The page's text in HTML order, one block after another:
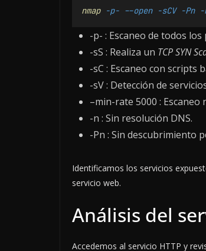
nmap -p- --open -sCV -Pn -
-p- : Escaneo de todos
-sS : Realiza un TCP SYN
-sC : Escaneo con scripts
-sV : Detección de
–min-rate 5000 :
-n : Sin resolución DNS.
-Pn : Sin descubrimiento
Identificamos los servicios
servicio web.
Análisis del
Accedemos al servicio HTTP y